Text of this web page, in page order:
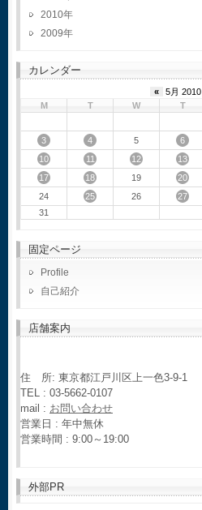
2010
2009
カレンダー
« 5月 2010
M
T W T
3
4 5 6
10
11 12 13
17
18 19 20
24
25 26 27
31
固定ページ
Profile
自己紹介
店舗案内
住 所: 東京都江戸川区上一色3-9-1
TEL : 03-5662-0107
mail : お問い合わせ
営業日 : 年中無休
営業時間 : 9:00～19:00
外部PR